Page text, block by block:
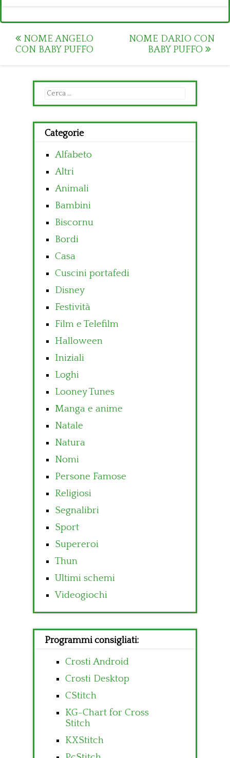
Post
navigation
NOME ANGELO
CON BABY PUFFO
NOME DARIO CON
BABY PUFFO
Ricerca
per:
Categorie
Alfabeto
Altri
Animali
Bambini
Biscornu
Bordi
Casa
Cuscini portafedi
Disney
Festività
Film e Telefilm
Halloween
Iniziali
Loghi
Looney Tunes
Manga e anime
Natale
Natura
Nomi
Persone Famose
Religiosi
Segnalibri
Sport
Supereroi
Thun
Ultimi schemi
Videogiochi
Programmi consigliati:
Crosti Android
Crosti Desktop
CStitch
KG-Chart for Cross
Stitch
KXStitch